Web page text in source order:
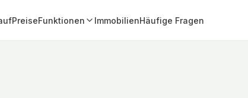
PreiseFunktionen ImmobilienHäufige Fragen